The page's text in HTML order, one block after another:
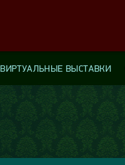
ВИРТУАЛЬНЫЕ ВЫСТАВКИ